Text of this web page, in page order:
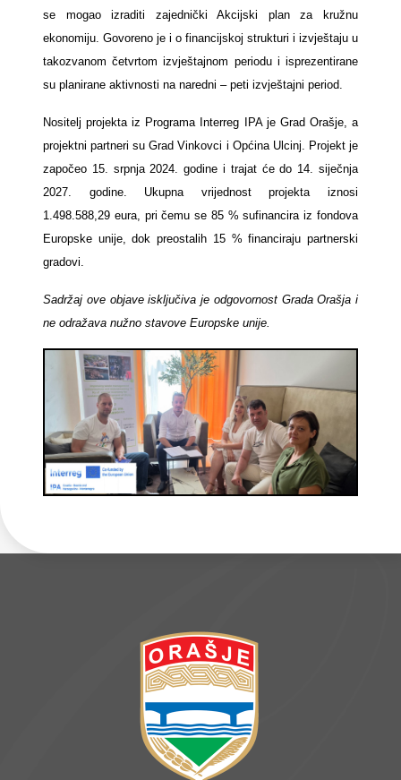
se mogao izraditi zajednički Akcijski plan za kružnu
ekonomiju. Govoreno je i o financijskoj strukturi i izvještaju u
takozvanom četvrtom izvještajnom periodu i isprezentirane
su planirane aktivnosti na naredni – peti izvještajni period.
Nositelj projekta iz Programa Interreg IPA je Grad Orašje, a
projektni partneri su Grad Vinkovci i Općina Ulcinj. Projekt je
započeo 15. srpnja 2024. godine i trajat će do 14. siječnja
2027. godine. Ukupna vrijednost projekta iznosi
1.498.588,29 eura, pri čemu se 85 % sufinancira iz fondova
Europske unije, dok preostalih 15 % financiraju partnerski
gradovi.
Sadržaj ove objave isključiva je odgovornost Grada Orašja i
ne odražava nužno stavove Europske unije.